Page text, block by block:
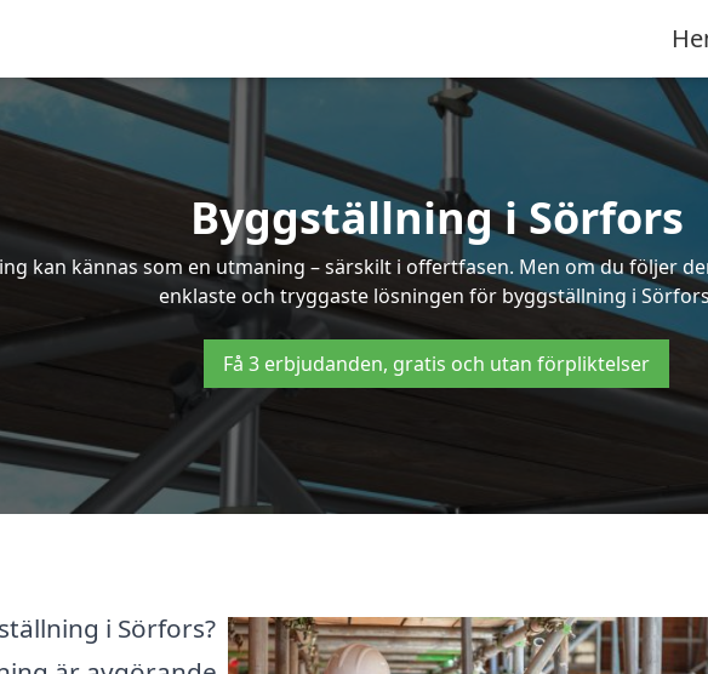
Byggställning i Sörfors
kan kännas som en utmaning – särskilt i offertfasen. Men om du följer
enklaste och tryggaste lösningen för byggställning i
Få 3 erbjudanden, gratis och utan förpliktelser
i Sörfors?